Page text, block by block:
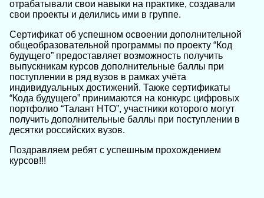
отрабатывали свои навыки на практике, создавали
свои проекты и делились ими в группе.
Сертификат об успешном освоении дополнительной
общеобразовательной программы по проекту “Код
будущего” предоставляет возможность получить
выпускникам курсов дополнительные баллы при
поступлении в ряд вузов в рамках учёта
индивидуальных достижений. Также сертификаты
“Кода будущего” принимаются на конкурс цифровых
портфолио “Талант НТО”, участники которого могут
получить дополнительные баллы при поступлении в
десятки российских вузов.
Поздравляем ребят с успешным прохождением
курсов!!!